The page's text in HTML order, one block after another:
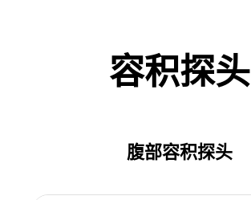
容积探头
腹部容积探头